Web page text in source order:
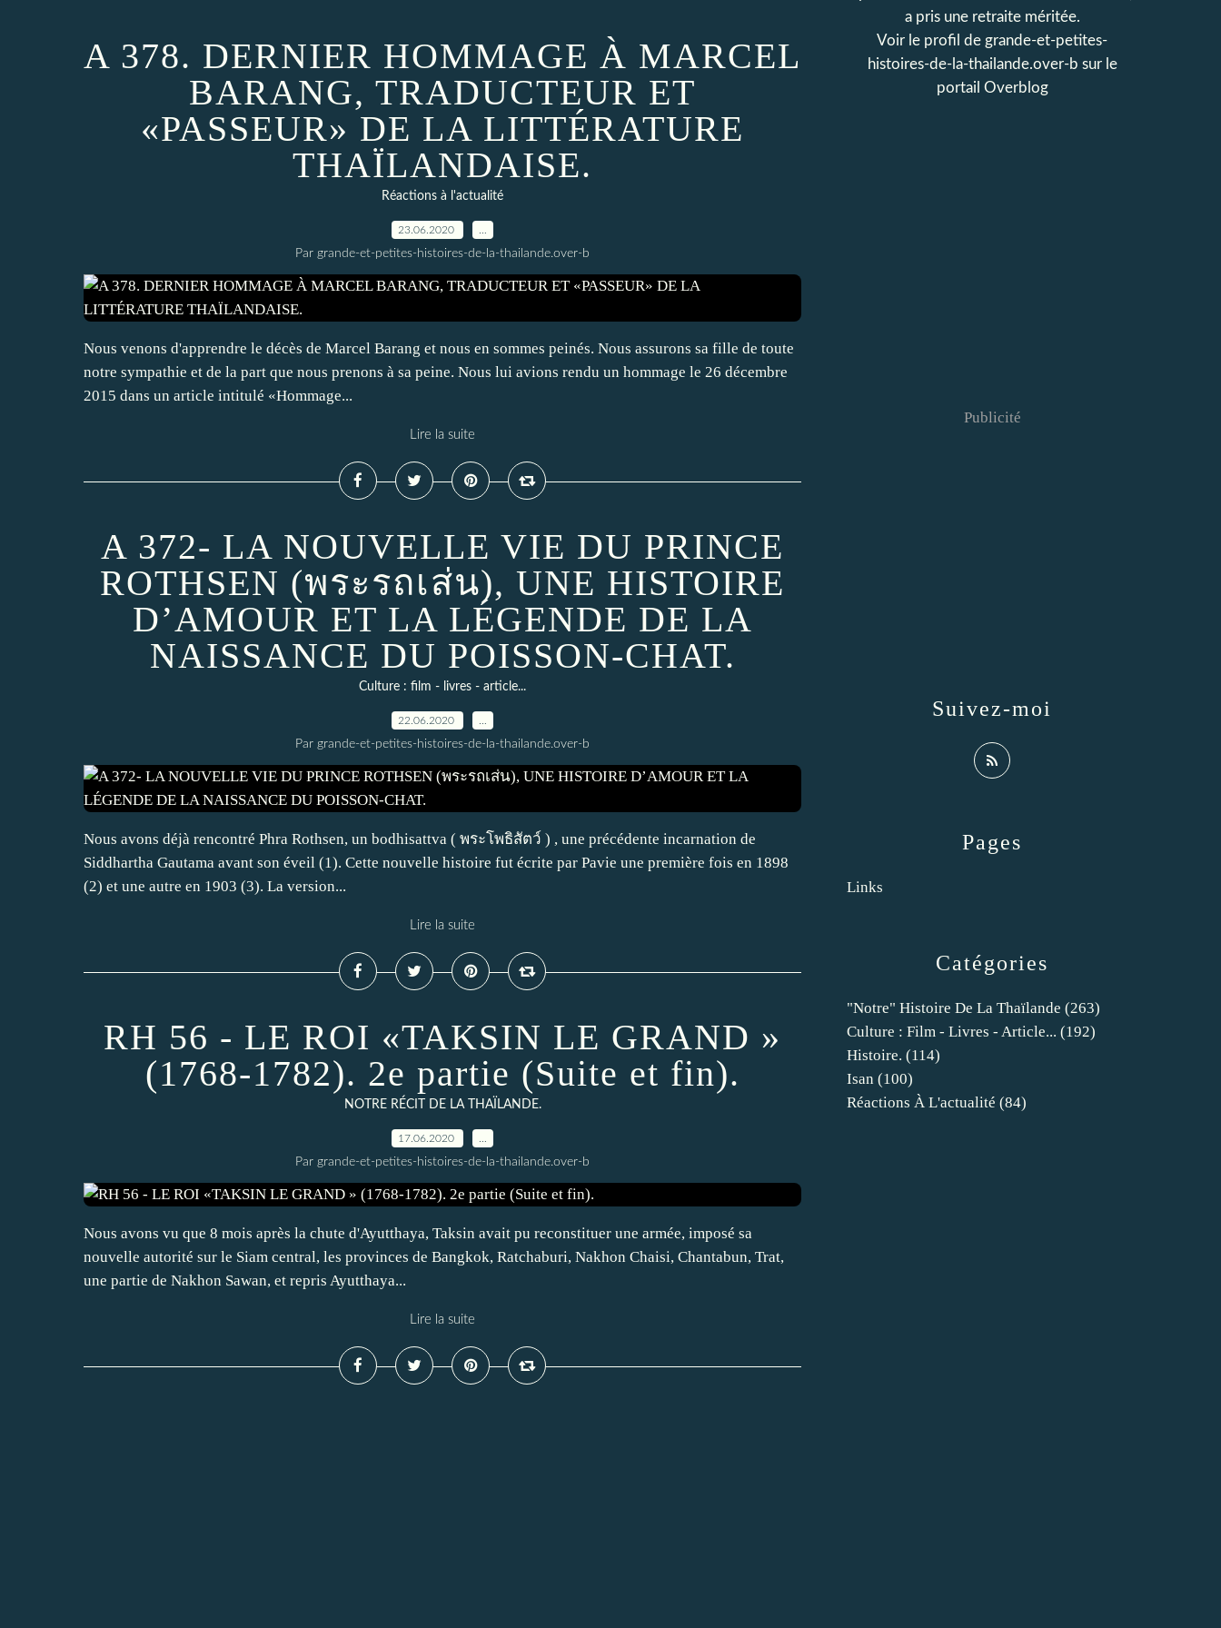
A 378. DERNIER HOMMAGE À MARCEL
BARANG, TRADUCTEUR ET
«PASSEUR» DE LA LITTÉRATURE
THAÏLANDAISE.
Réactions à l'actualité
23.06.2020
Par grande-et-petites-histoires-de-la-thailande.over-b
Nous venons d'apprendre le décès de Marcel Barang et nous en sommes peinés. Nous assurons sa fille de toute
notre sympathie et de la part que nous prenons à sa peine. Nous lui avions rendu un hommage le 26 décembre
2015 dans un article intitulé «Hommage...
Lire la suite
A 372- LA NOUVELLE VIE DU PRINCE
ROTHSEN (พระรถเส่น), UNE HISTOIRE
D’AMOUR ET LA LÉGENDE DE LA
NAISSANCE DU POISSON-CHAT.
Culture : film - livres - article...
22.06.2020
Par grande-et-petites-histoires-de-la-thailande.over-b
Nous avons déjà rencontré Phra Rothsen, un bodhisattva ( พระโพธิสัตว์ ) , une précédente incarnation de
Siddhartha Gautama avant son éveil (1). Cette nouvelle histoire fut écrite par Pavie une première fois en 1898
(2) et une autre en 1903 (3). La version...
Lire la suite
RH 56 - LE ROI «TAKSIN LE GRAND »
(1768-1782). 2e partie (Suite et fin).
NOTRE RÉCIT DE LA THAÏLANDE.
17.06.2020
Par grande-et-petites-histoires-de-la-thailande.over-b
Nous avons vu que 8 mois après la chute d'Ayutthaya, Taksin avait pu reconstituer une armée, imposé sa
nouvelle autorité sur le Siam central, les provinces de Bangkok, Ratchaburi, Nakhon Chaisi, Chantabun, Trat,
une partie de Nakhon Sawan, et repris Ayutthaya...
Lire la suite
Catégories
"notre" Histoire De La Thaïlande (263)
Culture : Film - Livres - Article... (192)
Histoire. (114)
Isan (100)
Réactions À L'actualité (84)
Pages
Links
a pris une retraite méritée.
Voir le profil de grande-et-petites-
histoires-de-la-thailande.over-b sur le
portail Overblog
Suivez-moi
Publicité